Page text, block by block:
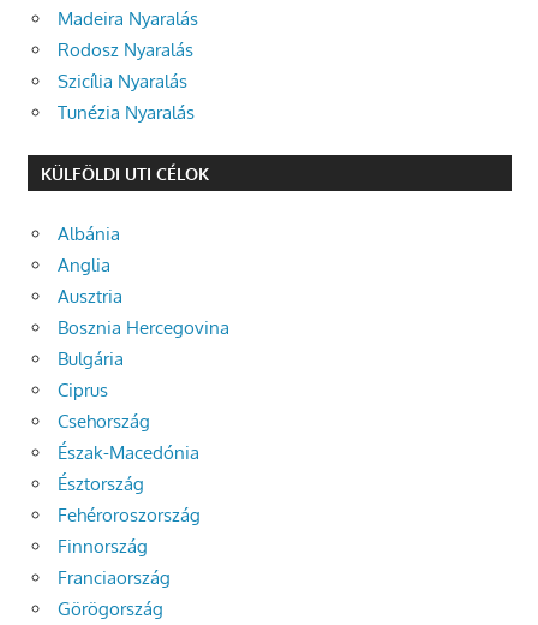
Madeira Nyaralás
Rodosz Nyaralás
Szicília Nyaralás
Tunézia Nyaralás
KÜLFÖLDI UTI CÉLOK
Albánia
Anglia
Ausztria
Bosznia Hercegovina
Bulgária
Ciprus
Csehország
Észak-Macedónia
Észtország
Fehéroroszország
Finnország
Franciaország
Görögország